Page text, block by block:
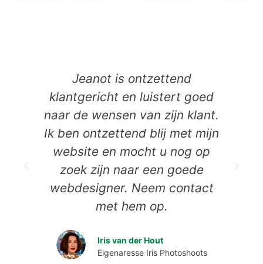
Jeanot is ontzettend
klantgericht en luistert goed
naar de wensen van zijn klant.
Ik ben ontzettend blij met mijn
website en mocht u nog op
zoek zijn naar een goede
webdesigner. Neem contact
met hem op.
Iris van der Hout
Eigenaresse Iris Photoshoots